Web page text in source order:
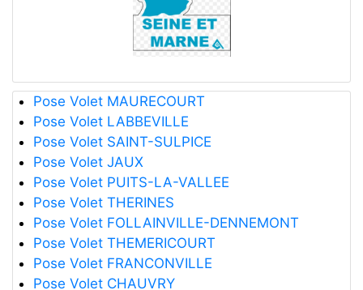
Pose Volet MAURECOURT
Pose Volet LABBEVILLE
Pose Volet SAINT-SULPICE
Pose Volet JAUX
Pose Volet PUITS-LA-VALLEE
Pose Volet THERINES
Pose Volet FOLLAINVILLE-DENNEMONT
Pose Volet THEMERICOURT
Pose Volet FRANCONVILLE
Pose Volet CHAUVRY